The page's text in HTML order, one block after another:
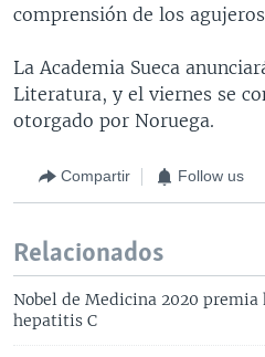
comprensión de los
La Academia Sueca
Literatura, y el viernes se
otorgado por Noruega.
Compartir Follow us
Relacionados
Nobel de Medicina 2020 premia
hepatitis C